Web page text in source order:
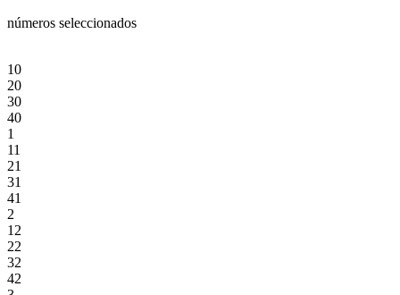
números seleccionados
10
20
30
40
1
11
21
31
41
2
12
22
32
42